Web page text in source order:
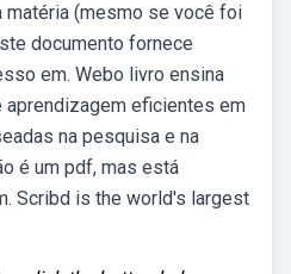
matéria (mesmo se você foi
documento fornece
em. Webo livro ensina
aprendizagem eficientes em
na pesquisa e na
é um pdf, mas está
Scribd is the world's largest